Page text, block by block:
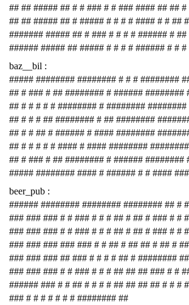
## ## ##### ## # # ### # # ### #### ## ##
## ## ##### ## # ##### # # # # #### # # ##
####### ##### ## # ### # # # # ###### #
###### ##### ## ##### # # # # ###### # #
baz__bil :
##### ######## ######## # # # ########
## # ### # ## ######## # ###### ########
## # # # # # ######## # ########
## # # # ## ######## # ## ########
## # # ## # ###### # #### ########
## # # # # # #### # #### ########
## # ### # ## ######## # ###### ########
##### ######## #### # ###### # # ####
beer_pub :
###### ######## ######## ######## ## #
### ### ### # # ### # # # ## # ## # ### # #
### ### ### # # ### # # # ## # ## # ### # #
### ### ### ### ### # # ## # ## ## # ## #
### ### ### ## ### # # # # ## # ########
### ### ### # # ### # # # ## ## ## ### # #
###### ### # # ## # # # # ## ## ## ## # # #
### # # # # # # # ######## ##